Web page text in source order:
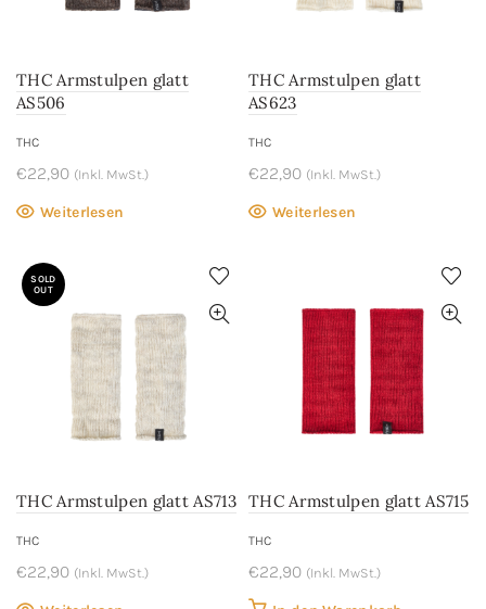
THC Armstulpen glatt
AS506
THC
€22,90 (Inkl. MwSt.)
Weiterlesen
THC Armstulpen glatt
AS623
THC
€22,90 (Inkl. MwSt.)
Weiterlesen
SOLD
OUT
THC Armstulpen glatt AS713
THC
€22,90 (Inkl. MwSt.)
THC Armstulpen glatt AS715
THC
€22,90 (Inkl. MwSt.)